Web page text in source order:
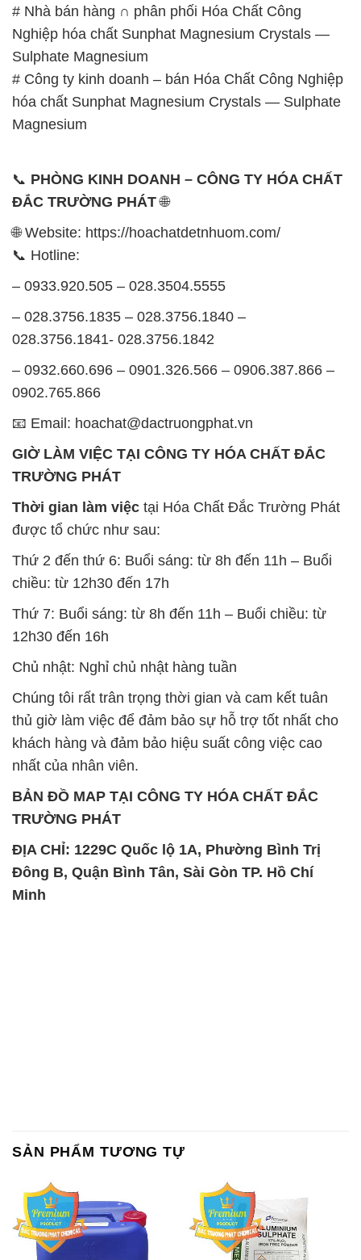
Magnesium
📞PHÒNG KINH DOANH – CÔNG TY HÓA CHẤT
ĐẮC TRƯỜNG PHÁT🌐
🌐 Website: https://hoachatdetnhuom.com/
– 0933.920.505 – 028.3504.5555
028.3756.1841- 028.3756.1842
0902.765.866
📧 Email: hoachat@dactruongphat.vn
TRƯỜNG PHÁT
được tổ chức như sau:
Thứ 2 đến thứ 6: Buổi sáng: từ 8h đến 11h – Buổi
chiều: từ 12h30 đến 17h
Thứ 7: Buổi sáng: từ 8h đến 11h – Buổi chiều: từ
12h30 đến 16h
Chủ nhật: Nghỉ chủ nhật hàng tuần
thủ giờ làm việc để đảm bảo sự hỗ trợ tốt nhất cho
khách hàng và đảm bảo hiệu suất công việc cao
nhất của nhân viên.
BẢN ĐỒ MAP TẠI CÔNG TY HÓA CHẤT ĐẮC
TRƯỜNG PHÁT
ĐỊA CHỈ: 1229C Quốc lộ 1A, Phường Bình Trị
Đông B, Quận Bình Tân, Sài Gòn TP. Hồ Chí
Minh